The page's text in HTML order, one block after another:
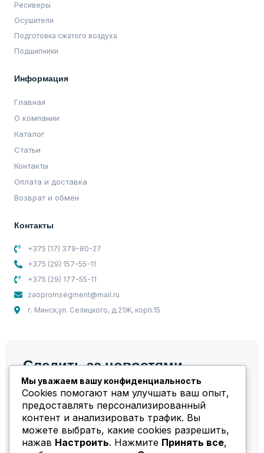
Ресиверы
Осушители
Подготовка сжатого воздуха
Подшипники
Информация
Главная
О компании
Каталог
Статьи
Контакты
Оплата и доставка
Возврат и обмен
Контакты
+375 (17) 379-80-27
+375 (29) 157-55-11
+375 (29) 177-55-11
zaopromsegment@mail.ru
г. Минск,ул. Селицкого, д.21Ж, корп.15
Следить за новостями
Мы берем на себя весь спектр работ и задач,
связанных с компрессорным оборудованием!
Мы уважаем вашу конфиденциальность
Cookies помогают нам улучшать ваш опыт,
предоставлять персонализированный
контент и анализировать трафик. Вы
можете выбрать, какие cookies разрешить,
нажав Настроить. Нажмите Принять все,